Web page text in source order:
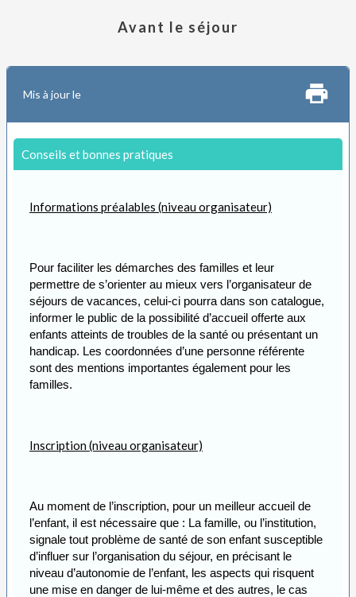
Avant le séjour
Mis à jour le
Conseils et bonnes pratiques
Informations préalables (niveau organisateur)
Pour faciliter les démarches des familles et leur
permettre de s’orienter au mieux vers l’organisateur de
séjours de vacances, celui-ci pourra dans son catalogue,
informer le public de la possibilité d’accueil offerte aux
enfants atteints de troubles de la santé ou présentant un
handicap. Les coordonnées d’une personne référente
sont des mentions importantes également pour les
familles.
Inscription (niveau organisateur)
Au moment de l’inscription, pour un meilleur accueil de
l’enfant, il est nécessaire que : La famille, ou l’institution,
signale tout problème de santé de son enfant susceptible
d’influer sur l’organisation du séjour, en précisant le
niveau d’autonomie de l’enfant, les aspects qui risquent
une mise en danger de lui-même et des autres, le cas